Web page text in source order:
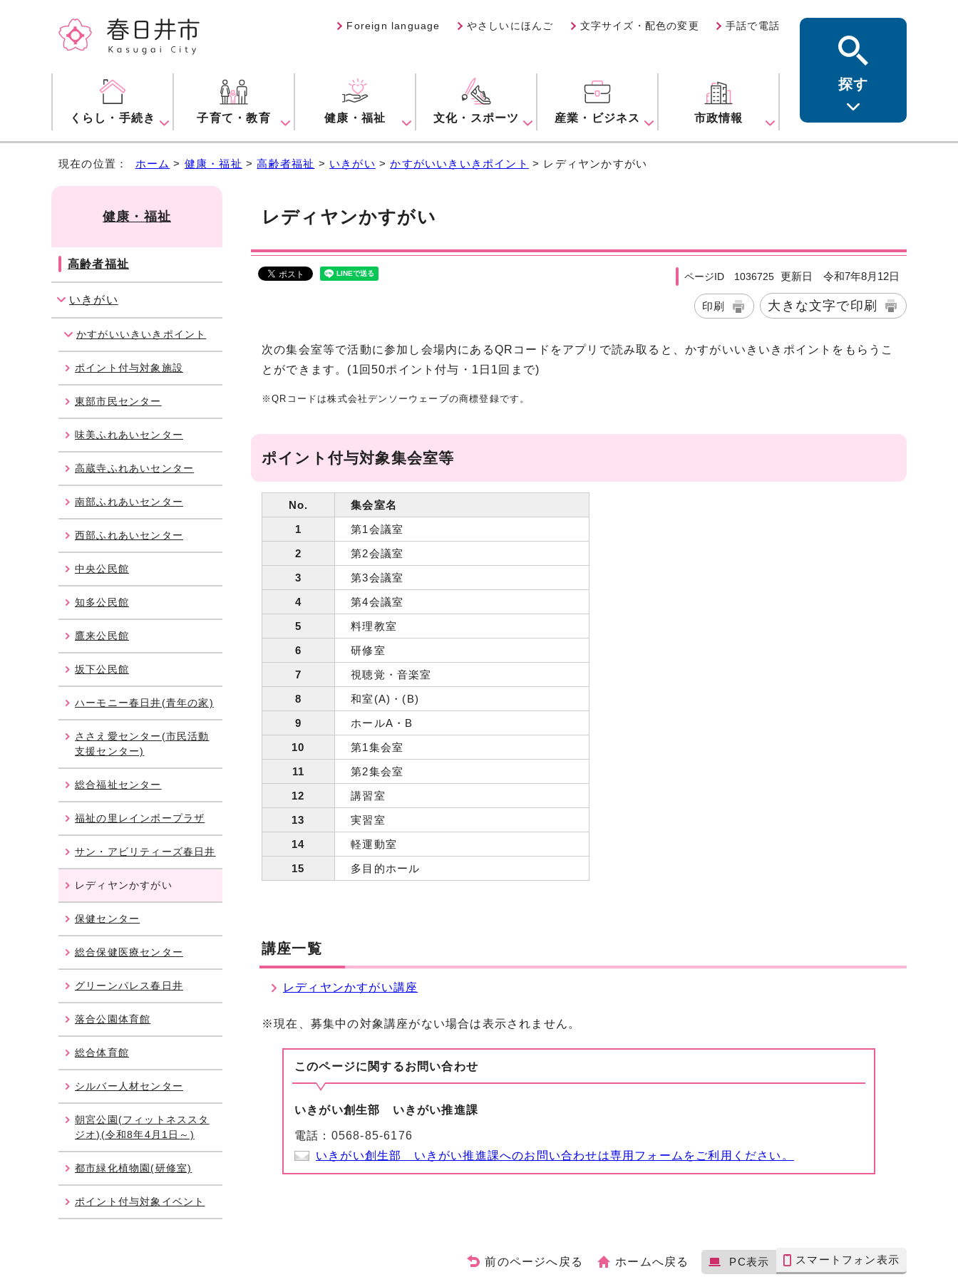
Foreign language やさしいにほんご 文字サイズ・配色の変更 手話で電話
くらし・手続き 子育て・教育 健康・福祉 文化・スポーツ 産業・ビジネス 市政情報
探す
現在の位置： ホーム > 健康・福祉 >高齢者福祉 > いきがい >かすがいいきいきポイント > レディヤンかすがい
レディヤンかすがい
ページID 1036725 更新日 令和7年8月12日
印刷 大きな文字で印刷
次の集会室等で活動に参加し会場内にあるQRコードをアプリで読み取ると、かすがいいきいきポイントをもらうこ
とができます。(1回50ポイント付与・1日1回まで)
※QRコードは株式会社デンソーウェーブの商標登録です。
ポイント付与対象集会室等
No.
集会室名
1
第1会議室
2
第2会議室
3
第3会議室
4
第4会議室
5
料理教室
6
研修室
7
視聴覚・音楽室
8
和室(A)・(B)
9
ホールA・B
10
第1集会室
11
第2集会室
12
講習室
13
実習室
14
軽運動室
15
多目的ホール
講座一覧
レディヤンかすがい講座
※現在、募集中の対象講座がない場合は表示されません。
このページに関するお問い合わせ
いきがい創生部 いきがい推進課
電話： 0568-85-6176
いきがい創生部 いきがい推進課へのお問い合わせは専用フォームをご利用ください。
健康・福祉
高齢者福祉
いきがい
かすがいいきいきポイント
ポイント付与対象施設
東部市民センター
味美ふれあいセンター
高蔵寺ふれあいセンター
南部ふれあいセンター
西部ふれあいセンター
中央公民館
知多公民館
鷹来公民館
坂下公民館
ハーモニー春日井(青年の家)
ささえ愛センター(市民活動
支援センター)
総合福祉センター
福祉の里レインボープラザ
サン・アビリティーズ春日井
レディヤンかすがい
保健センター
総合保健医療センター
グリーンパレス春日井
落合公園体育館
総合体育館
シルバー人材センター
朝宮公園(フィットネススタ
ジオ)(令和8年4月1日～)
都市緑化植物園(研修室)
ポイント付与対象イベント
前のページへ戻る ホームへ戻る PC表示 スマートフォン表示